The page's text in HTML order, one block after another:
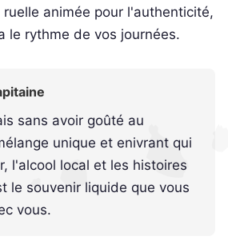
animée pour l'authenticité,
le rythme de vos journées.
sans avoir goûté au
unique et enivrant qui
l'alcool local et les histoires
le souvenir liquide que vous
vous.